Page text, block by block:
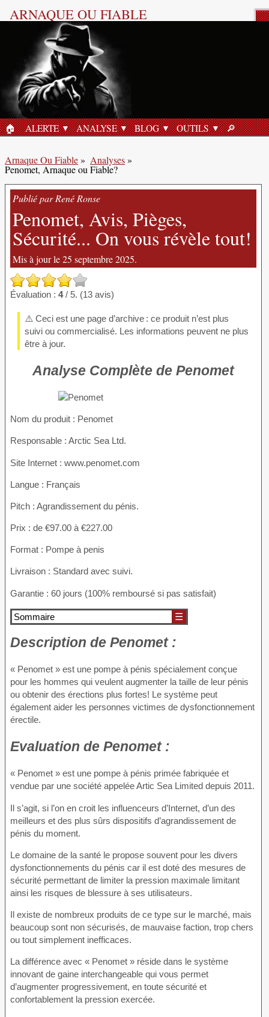
ARNAQUE OU FIABLE
ACCUEIL
🏠︎ ALERTE ANALYSE BLOG OUTILS 🔎︎
Arnaque Ou Fiable» Analyses»
Penomet, Arnaque ou Fiable?
Publié par René Ronse
Penomet, Avis, Pièges,
Sécurité... On vous révèle tout!
Mis à jour le 25 septembre 2025.
Évaluation : 4/ 5. (13 avis)
⚠️ Ceci est une page d’archive : ce produit n’est plus
suivi ou commercialisé. Les informations peuvent ne plus
être à jour.
Analyse Complète de Penomet
Nom du produit : Penomet
Responsable : Arctic Sea Ltd.
Site Internet : www.penomet.com
Langue : Français
Pitch : Agrandissement du pénis.
Prix : de €97.00 à €227.00
Format : Pompe à penis
Livraison : Standard avec suivi.
Garantie : 60 jours (100% remboursé si pas satisfait)
Sommaire ☰
Description de Penomet :
« Penomet » est une pompe à pénis spécialement conçue
pour les hommes qui veulent augmenter la taille de leur pénis
ou obtenir des érections plus fortes! Le système peut
également aider les personnes victimes de dysfonctionnement
érectile.
Evaluation de Penomet :
« Penomet » est une pompe à pénis primée fabriquée et
vendue par une société appelée Artic Sea Limited depuis 2011.
Il s’agit, si l’on en croit les influenceurs d’Internet, d’un des
meilleurs et des plus sûrs dispositifs d’agrandissement de
pénis du moment.
Le domaine de la santé le propose souvent pour les divers
dysfonctionnements du pénis car il est doté des mesures de
sécurité permettant de limiter la pression maximale limitant
ainsi les risques de blessure à ses utilisateurs.
Il existe de nombreux produits de ce type sur le marché, mais
beaucoup sont non sécurisés, de mauvaise faction, trop chers
ou tout simplement inefficaces.
La différence avec « Penomet » réside dans le système
innovant de gaine interchangeable qui vous permet
d’augmenter progressivement, en toute sécurité et
confortablement la pression exercée.